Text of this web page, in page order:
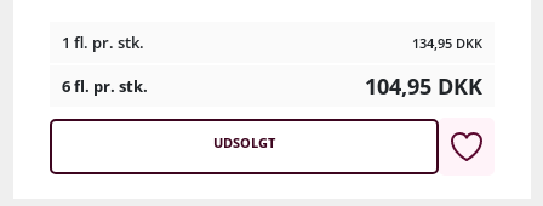
1 fl. pr. stk. 134,95 DKK
6 fl. pr. stk. 104,95 DKK
UDSOLGT